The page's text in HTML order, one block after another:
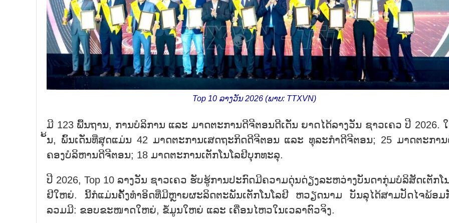
Top 10 ລາງວັນ 2026 (ພາບ: TTXVN)
ມີ 123 ພື້ນ​ຖານ, ການ​ບໍ​ລິ​ການ ແລະ ມາ​ດ​ຕະ​ການ​ດີ​ຈີ​ຕອນ​ດີ​ເດັ່ນ ຍາດ​ໄດ້​ລາງວັນ​ ຊາວ​ເຄວ ປ​ີ 2026.
ນ, ພົ້ນ​ເດັ່ນ​ທີ່​ສຸດ​ແມ່ນ 42 ມາດ​ຕະ​ການ​ເສດ​ຖະ​ກ​ິດ​ດີ​ຈີ​ຕອນ ແລະ ທຸ​ລະ​ກຳ​ດີ​ຈີ​ຕອນ; 25 ມາດ​ຕະ​ກາ
ຄອງ​ບໍ​ລິ​ຫານ​ດີ​ຈີ​ຕອນ; 18 ມາດ​ຕະ​ການ​ເຕັກ​ໂນ​ໂລ​ຢີ​ບຸກ​ທະ​ລຸ.
ປີ 2026, Top 10 ລາງວັນ ຊາວ​ເຄວ ຮັບ​ຮູ້​​ການ​ປະ​ກົດ​ມີຄວາມ​ດຸ່ນ​ດ່ຽງ​ລະ​ຫວ່າງ​ບັນ​ດາ​ກຸ່ມ​ບໍ​ລິ​ສັດ​ເຕັກ​ໂ
ຢີ​ໃຫຍ່. ນີ້​ກໍ​ແມ່ນ​ຄັ້ງ​ທຳ​ອິດ​ທີ່​ມີຫຼາຍ​ຜະ​ລິດ​ຕະ​ພັນ​ເຕັກ​ໂນ​ໂລ​ຢີ ຫວຽດ​ນາມ ບັນ​ລຸ​ໄດ້​ສາມ​ປັດ​ໄຈ​ພ້ອມ​
ລວມ​ມີ: ຂອບ​ຂະ​ໜາດ​ໃຫຍ່, ຂໍ້​ມູນ​ໃຫຍ່ ແລະ ເຄື່ອນ​ໄຫວ​ໃນ​ເວ​ລາຕົວ​ຈິງ.